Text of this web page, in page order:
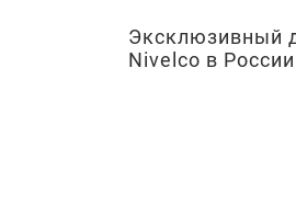
Эксклюзивный
Nivelco в России